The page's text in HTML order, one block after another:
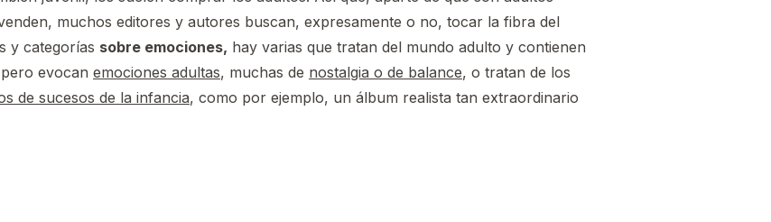
muchos editores y autores buscan, expresamente o no, tocar la fibra del
y categorías sobre emociones, hay varias que tratan del mundo adulto y contienen
evocan emociones adultas, muchas de nostalgia o de balance, o tratan de los
de sucesos de la infancia, como por ejemplo, un álbum realista tan extraordinario